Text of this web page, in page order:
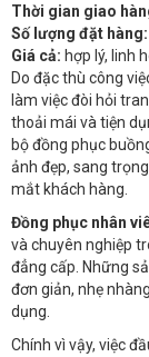
Thời gian giao
Số lượng đặt hàng:
Giá cả: hợp lý, linh
Do đặc thù công
làm việc đòi hỏi
thoải mái và tiện
bộ đồng phục
ảnh đẹp, sang
mắt khách hàng.
Đồng phục nhân
và chuyên nghiệp
đẳng cấp. Những
đơn giản, nhẹ
dụng.
Chính vì vậy, việc